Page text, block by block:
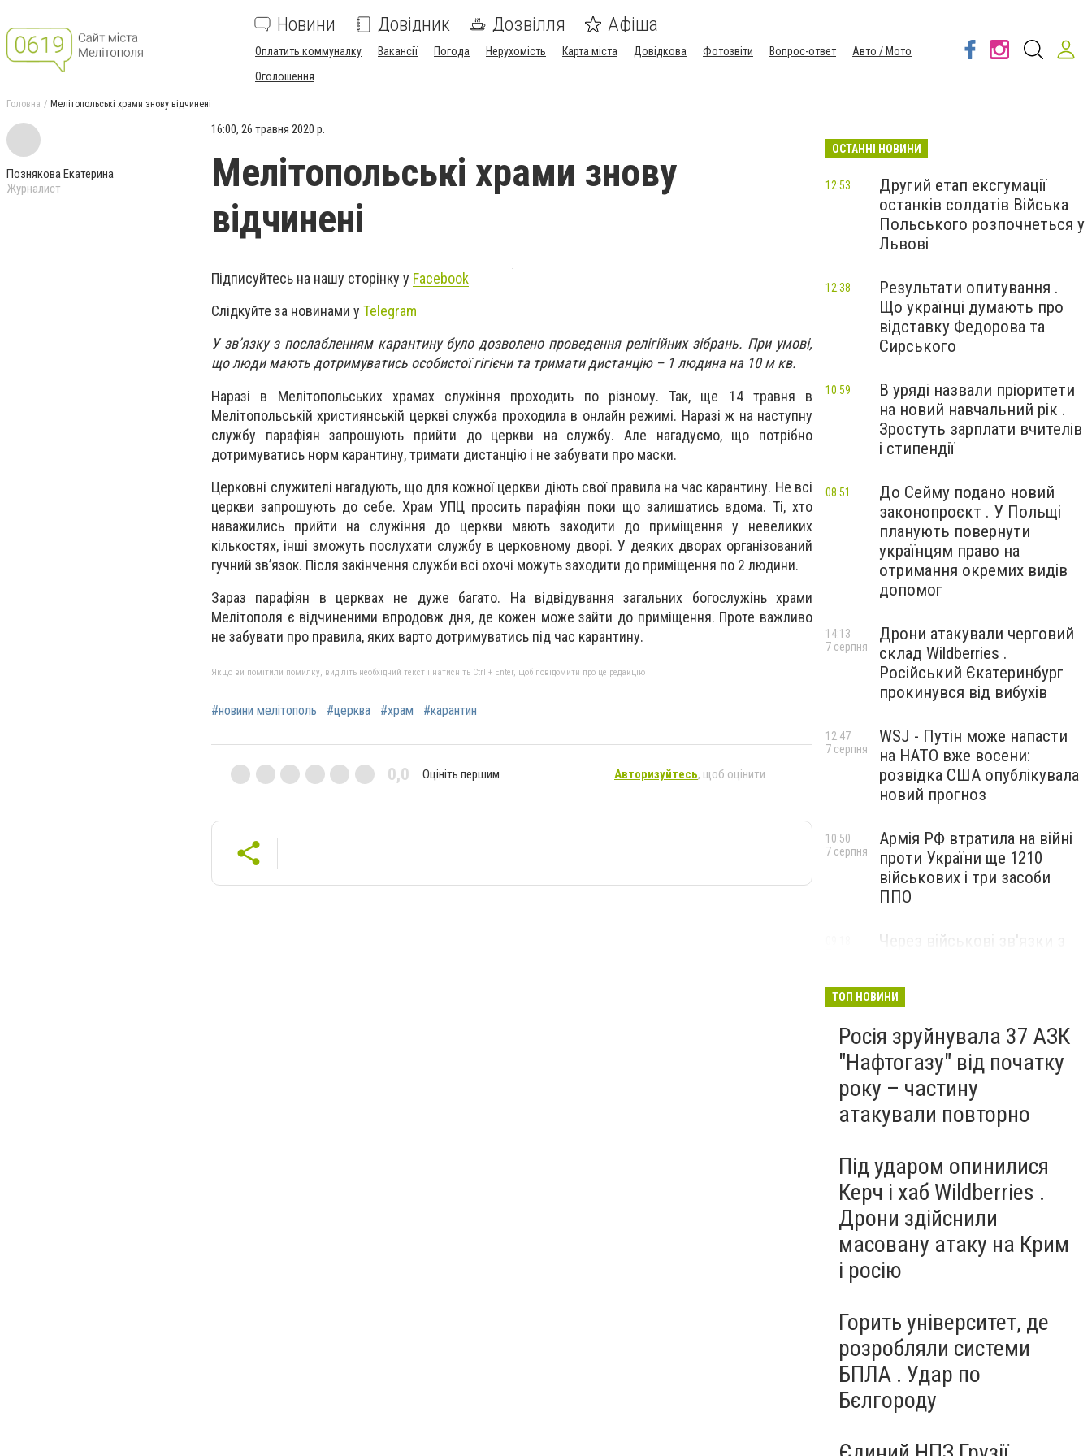
Новини Довідник Дозвілля Афіша
Оплатить коммуналку Вакансії Погода Нерухомість Карта міста Довідкова Фотозвіти Вопрос-ответ
Авто / Мото
Оголошення
Головна Мелітопольські храми знову відчинені
Познякова Екатерина
Журналист
16:00, 26 травня 2020 р.
Мелітопольські храми знову
відчинені
Підписуйтесь на нашу сторінку у Facebook
Слідкуйте за новинами у Telegram
У зв’язку з послабленням карантину було дозволено проведення релігійних зібрань. При умові,
що люди мають дотримуватись особистої гігієни та тримати дистанцію – 1 людина на 10 м кв.
Наразі в Мелітопольських храмах служіння проходить по різному. Так, ще 14 травня в
Мелітопольській християнській церкві служба проходила в онлайн режимі. Наразі ж на наступну
службу парафіян запрошують прийти до церкви на службу. Але нагадуємо, що потрібно
дотримуватись норм карантину, тримати дистанцію і не забувати про маски.
Церковні служителі нагадують, що для кожної церкви діють свої правила на час карантину. Не всі
церкви запрошують до себе. Храм УПЦ просить парафіян поки що залишатись вдома. Ті, хто
наважились прийти на служіння до церкви мають заходити до приміщення у невеликих
кількостях, інші зможуть послухати службу в церковному дворі. У деяких дворах організований
гучний зв’язок. Після закінчення служби всі охочі можуть заходити до приміщення по 2 людини.
Зараз парафіян в церквах не дуже багато. На відвідування загальних богослужінь храми
Мелітополя є відчиненими впродовж дня, де кожен може зайти до приміщення. Проте важливо
не забувати про правила, яких варто дотримуватись під час карантину.
Якщо ви помітили помилку, виділіть необхідний текст і натисніть Ctrl + Enter, щоб повідомити про це редакцію
#новини мелітополь #церква #храм #карантин
0,0 Оцініть першим Авторизуйтесь, щоб оцінити
ОСТАННІ НОВИНИ
Другий етап ексгумації
останків солдатів Війська
Польського розпочнеться у
Львові
12:53
Результати опитування .
Що українці думають про
відставку Федорова та
Сирського
12:38
В уряді назвали пріоритети
на новий навчальний рік .
Зростуть зарплати вчителів
і стипендії
10:59
До Сейму подано новий
законопроєкт . У Польщі
планують повернути
українцям право на
отримання окремих видів
допомог
08:51
Дрони атакували черговий
склад Wildberries .
Російський Єкатеринбург
прокинувся від вибухів
14:13
7 серпня
WSJ - Путін може напасти
на НАТО вже восени:
розвідка США опублікувала
новий прогноз
12:47
7 серпня
Армія РФ втратила на війні
проти України ще 1210
військових і три засоби
ППО
10:50
7 серпня
Через військові зв'язки з
Куби
ТОП НОВИНИ
Росія зруйнувала 37 АЗК
"Нафтогазу" від початку
року – частину
атакували повторно
Під ударом опинилися
Керч і хаб Wildberries .
Дрони здійснили
масовану атаку на Крим
і росію
Горить університет, де
розробляли системи
БПЛА . Удар по
Бєлгороду